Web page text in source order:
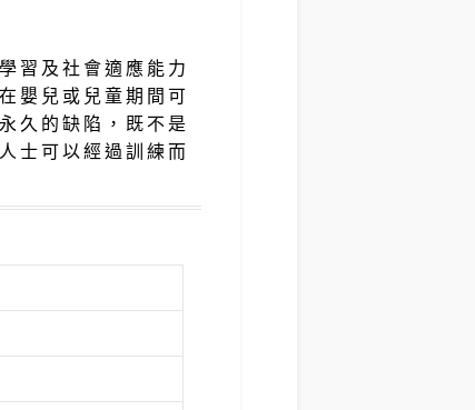
習及社會適應能力
嬰兒或兒童期間可
久的缺陷，既不是
士可以經過訓練而